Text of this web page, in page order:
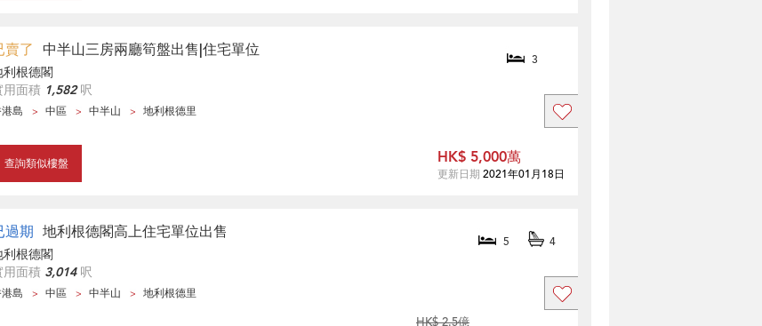
賣了 中半山三房兩廳筍盤出售|住宅單位 3
利根德閣
用面積 1,582呎
島 中區 中半山 地利根德里
查詢類似樓盤 HK$ 5,000萬
更新日期 2021年01月18日
過期 地利根德閣高上住宅單位出售 5 4
利根德閣
用面積 3,014呎
島 中區 中半山 地利根德里
HK$ 2.5億